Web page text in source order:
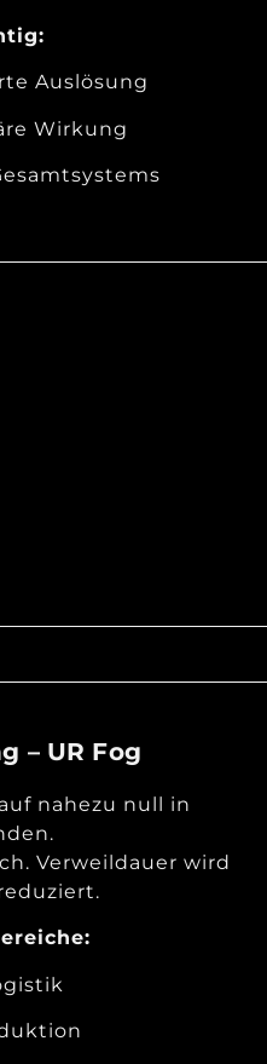
Auslösung
Wirkung
– UR Fog
nahezu null in
Verweildauer wird